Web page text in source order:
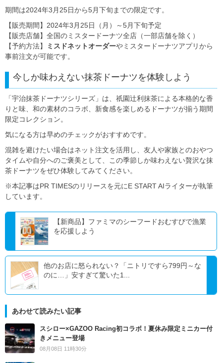
期間は2024年3月25日から5月下旬までの限定です。
【販売期間】2024年3月25日（月）～5月下旬予定
【販売店舗】全国のミスタードーナツ全店（一部店舗を除く）
【予約方法】
ミスドネットオーダーやミスタードーナツアプリから
事前注文が可能です。
今しか味わえない抹茶ドーナツを体験しよう
「宇治抹茶ドーナツシリーズ」は、祇園辻利抹茶による本格的な香
りと味、和の素材のコラボ、新食感を楽しめるドーナツが揃う期間
限定コレクション。
気になる方は早めのチェックがおすすめです。
混雑を避けたい場合はネット注文を活用し、友人や家族とのおやつ
タイムや自分へのご褒美として、この季節しか味わえない贅沢な抹
茶ドーナツをぜひ体験してみてください。
※本記事はPR TIMESのリリースを元にE START AIライターが執筆
しています。
【新商品】ファミマのシーフードおむすびで漁業
を応援しよう
他のお店に怒られない？「ニトリですら799円～な
のに…」安すぎて驚いた1...
あわせて読みたい記事
スシロー×GAZOO Racing初コラボ！夏休み限定ミニカー付
きメニュー登場
08月08日 11時30分